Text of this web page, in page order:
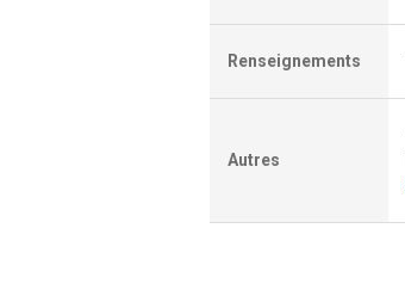
Renseignements
Autres